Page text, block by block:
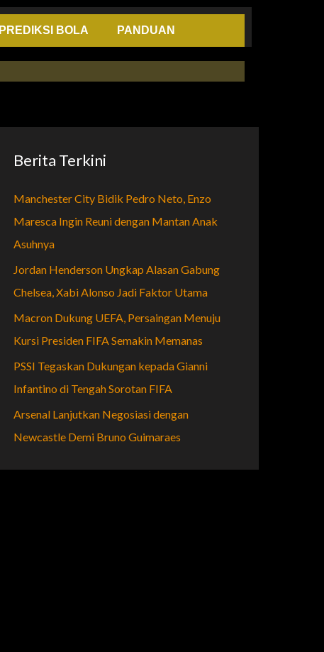
PREDIKSI BOLA PANDUAN
Berita Terkini
Manchester City Bidik Pedro Neto, Enzo
Maresca Ingin Reuni dengan Mantan Anak
Asuhnya
Jordan Henderson Ungkap Alasan Gabung
Chelsea, Xabi Alonso Jadi Faktor Utama
Macron Dukung UEFA, Persaingan Menuju
Kursi Presiden FIFA Semakin Memanas
PSSI Tegaskan Dukungan kepada Gianni
Infantino di Tengah Sorotan FIFA
Arsenal Lanjutkan Negosiasi dengan
Newcastle Demi Bruno Guimaraes